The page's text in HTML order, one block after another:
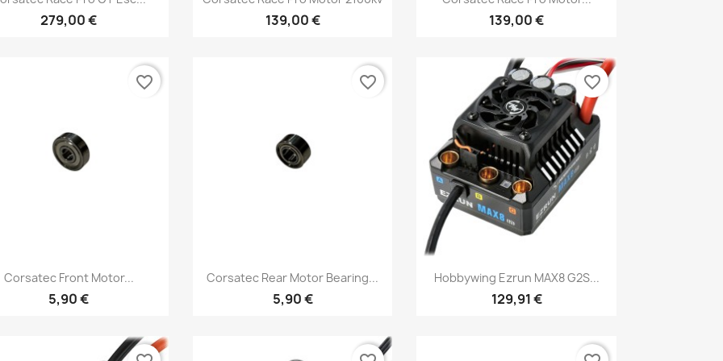
279,00 € 139,00 € 139,00 €
Aperçu rapide
Corsatec Front Motor...
5,90 €
favorite_border
Aperçu rapide
Corsatec Rear Motor Bearing...
5,90 €
favorite_border
Aperçu rapide
Hobbywing Ezrun MAX8 G2S...
129,91 €
favorite_border